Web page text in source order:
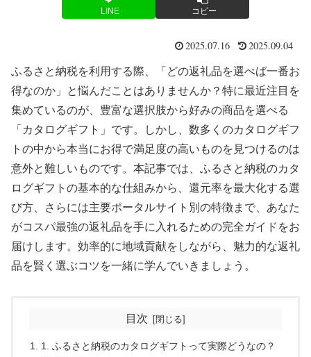
LINE コピー
2025.07.16 2025.09.04
ふるさと納税を利用する際、「どの返礼品を選べば一番お
得なのか」と悩んだことはありませんか？特に最近注目を
集めているのが、豊富な選択肢から好みの商品を選べる
「カタログギフト」です。しかし、数多くのカタログギフ
トの中から本当にお得で満足度の高いものを見つけるのは
意外と難しいものです。本記事では、ふるさと納税のカタ
ログギフトの基本的な仕組みから、還元率を最大化する選
び方、さらには主要ポータルサイト別の特徴まで、あなた
がコスパ最強の返礼品を手に入れるための完全ガイドをお
届けします。効率的に地域貢献をしながら、魅力的な返礼
品を賢く選ぶコツを一緒に学んでいきましょう。
目次
1. ふるさと納税のカタログギフトって実際どうなの？